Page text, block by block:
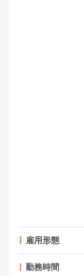
雇用形態
勤務時間